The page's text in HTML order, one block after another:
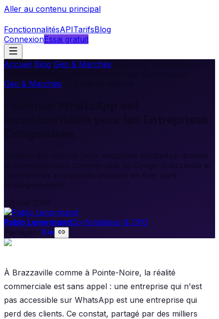
Aller au contenu principal
FonctionnalitésAPITarifsBlog
ConnexionEssai gratuit
Accueil Blog Géo & Marchés
Géo & Marchés
la communication commerciale au Congo-Brazzaville et
comment les entreprises peuvent en tirer parti
Pablo LenormandCo-fondateur & CPO
Partager :
À Brazzaville comme à Pointe-Noire, la réalité
commerciale est sans appel : une entreprise qui n'est
pas accessible sur WhatsApp est une entreprise qui
perd des clients. Ce constat, partagé par des milliers